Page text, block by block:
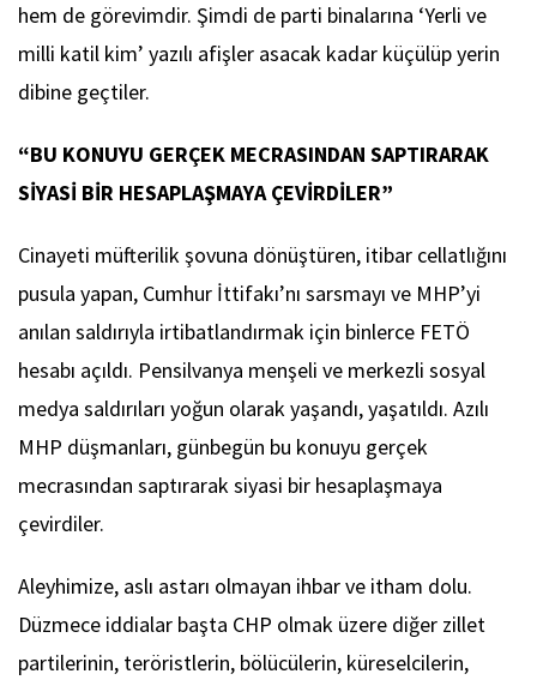
hem de görevimdir. Şimdi de parti binalarına ‘Yerli ve
milli katil kim’ yazılı afişler asacak kadar küçülüp yerin
dibine geçtiler.
“BU KONUYU GERÇEK MECRASINDAN SAPTIRARAK
SİYASİ BİR HESAPLAŞMAYA ÇEVİRDİLER”
Cinayeti müfterilik şovuna dönüştüren, itibar cellatlığını
pusula yapan, Cumhur İttifakı’nı sarsmayı ve MHP’yi
anılan saldırıyla irtibatlandırmak için binlerce FETÖ
hesabı açıldı. Pensilvanya menşeli ve merkezli sosyal
medya saldırıları yoğun olarak yaşandı, yaşatıldı. Azılı
MHP düşmanları, günbegün bu konuyu gerçek
mecrasından saptırarak siyasi bir hesaplaşmaya
çevirdiler.
Aleyhimize, aslı astarı olmayan ihbar ve itham dolu.
Düzmece iddialar başta CHP olmak üzere diğer zillet
partilerinin, teröristlerin, bölücülerin, küreselcilerin,